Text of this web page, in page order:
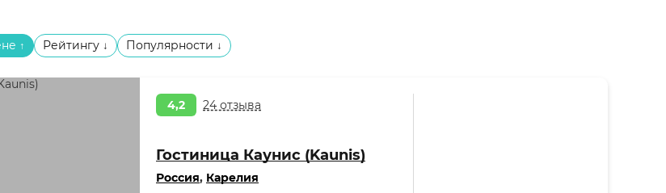
↑ Рейтингу ↓ Популярности ↓
4,2 24 отзыва
Гостиница Каунис (Kaunis)
Россия, Карелия